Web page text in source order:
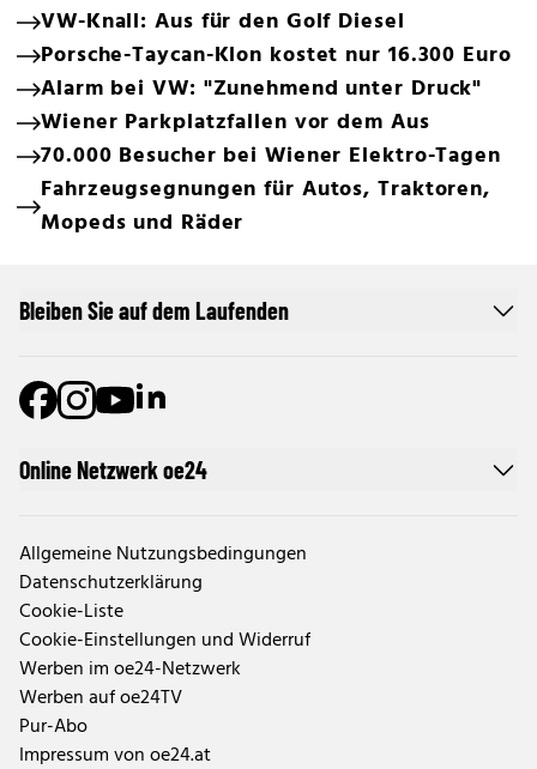
VW-Knall: Aus für den Golf Diesel
Porsche-Taycan-Klon kostet nur 16.300 Euro
Alarm bei VW: "Zunehmend unter Druck"
Wiener Parkplatzfallen vor dem Aus
70.000 Besucher bei Wiener Elektro-Tagen
Fahrzeugsegnungen für Autos, Traktoren,
Mopeds und Räder
Online Netzwerk oe24
Allgemeine Nutzungsbedingungen
Datenschutzerklärung
Cookie-Liste
Cookie-Einstellungen und Widerruf
Werben im oe24-Netzwerk
Werben auf oe24TV
Pur-Abo
Impressum von oe24.at
Bleiben Sie auf dem Laufenden